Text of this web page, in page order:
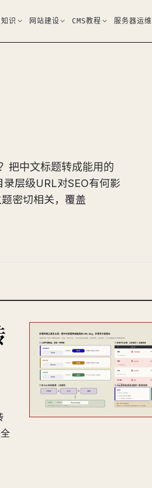
识 网站建设 CMS教程 服务器运维
把中文标题转成能用的
层级URL对SEO有何影
密切相关，覆盖